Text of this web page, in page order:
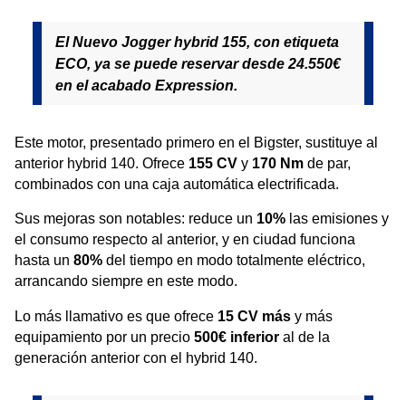
El Nuevo Jogger hybrid 155, con etiqueta
ECO, ya se puede reservar desde 24.550€
en el acabado Expression.
Este motor, presentado primero en el Bigster, sustituye al
anterior hybrid 140. Ofrece 155 CV y 170 Nm de par,
combinados con una caja automática electrificada.
Sus mejoras son notables: reduce un 10% las emisiones y
el consumo respecto al anterior, y en ciudad funciona
hasta un 80% del tiempo en modo totalmente eléctrico,
arrancando siempre en este modo.
Lo más llamativo es que ofrece 15 CV más y más
equipamiento por un precio 500€ inferior al de la
generación anterior con el hybrid 140.